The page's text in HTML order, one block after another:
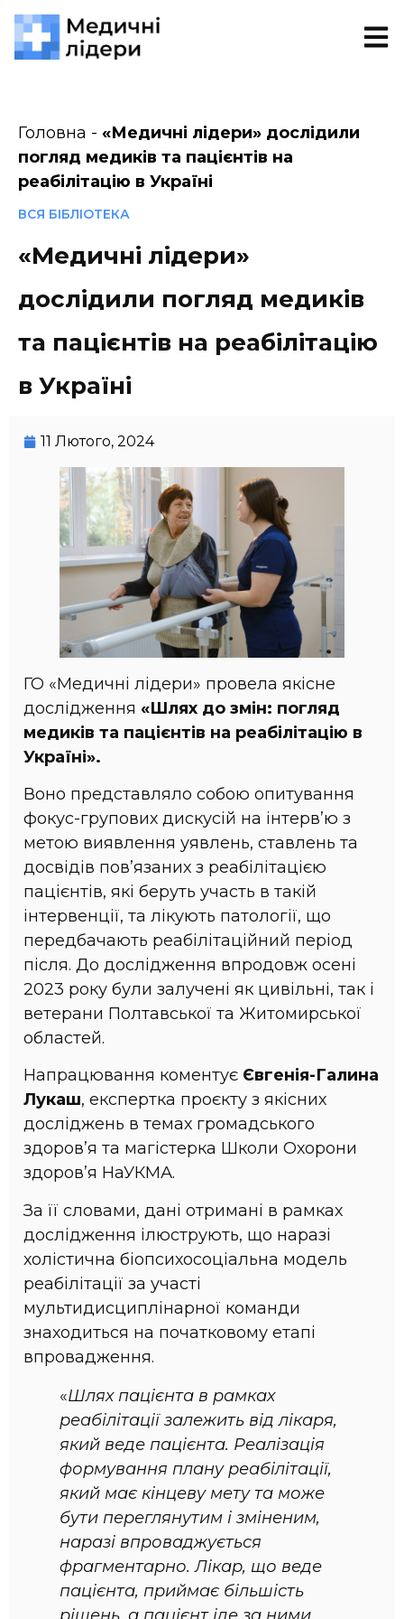
Головна - «‎Медичні лідери» дослідили
погляд медиків та пацієнтів на
реабілітацію в Україні
ВСЯ БІБЛІОТЕКА
«‎Медичні лідери»
дослідили погляд медиків
та пацієнтів на реабілітацію
в Україні
11 Лютого, 2024
ГО «‎Медичні лідери» провела якісне
дослідження «Шлях до змін: погляд
медиків та пацієнтів на реабілітацію в
Україні».
Воно представляло собою опитування
фокус-групових дискусій на інтерв’ю з
метою виявлення уявлень, ставлень та
досвідів пов’язаних з реабілітацією
пацієнтів, які беруть участь в такій
інтервенції, та лікують патології, що
передбачають реабілітаційний період
після. До дослідження впродовж осені
2023 року були залучені як цивільні, так і
ветерани Полтавської та Житомирської
областей.
Напрацювання коментує Євгенія-Галина
Лукаш, експертка проєкту з якісних
досліджень в темах громадського
здоровʼя та магістерка Школи Охорони
здоровʼя НаУКМА.
За її словами, дані отримані в рамках
дослідження ілюструють, що наразі
холістична біопсихосоціальна модель
реабілітації за участі
мультидисциплінарної команди
знаходиться на початковому етапі
впровадження.
«‎Шлях пацієнта в рамках
реабілітації залежить від лікаря,
який веде пацієнта. Реалізація
формування плану реабілітації,
який має кінцеву мету та може
бути переглянутим і зміненим,
наразі впроваджується
фрагментарно. Лікар, що веде
пацієнта, приймає більшість